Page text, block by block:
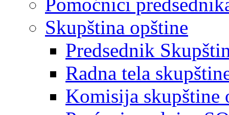
Skupština opštine
Predsednik
Radna tela
Komisija skupštine